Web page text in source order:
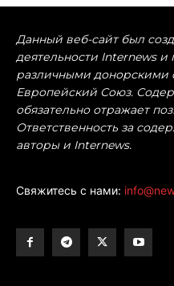
Данный веб-сайт был
деятельности Internews
различными донорскими
Европейский Союз.
обязательно отражает
Ответственность за
авторы и Internews.
Свяжитесь с нами: